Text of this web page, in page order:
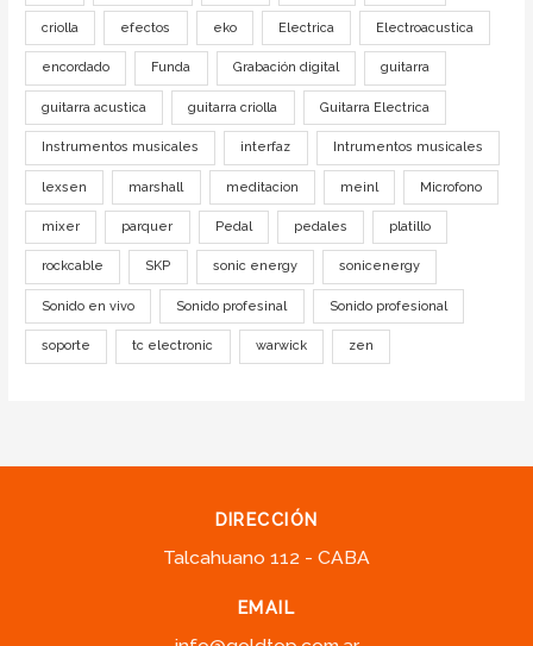
criolla efectos eko Electrica Electroacustica
encordado Funda Grabación digital guitarra
guitarra acustica guitarra criolla Guitarra Electrica
Instrumentos musicales interfaz Intrumentos musicales
lexsen marshall meditacion meinl Microfono
mixer parquer Pedal pedales platillo
rockcable SKP sonic energy sonicenergy
Sonido en vivo Sonido profesinal Sonido profesional
soporte tc electronic warwick zen
DIRECCIÓN
Talcahuano 112 - CABA
EMAIL